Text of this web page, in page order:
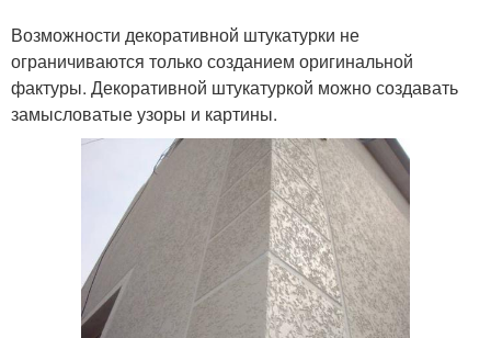
Возможности декоративной штукатурки не
ограничиваются только созданием оригинальной
фактуры. Декоративной штукатуркой можно создавать
замысловатые узоры и картины.